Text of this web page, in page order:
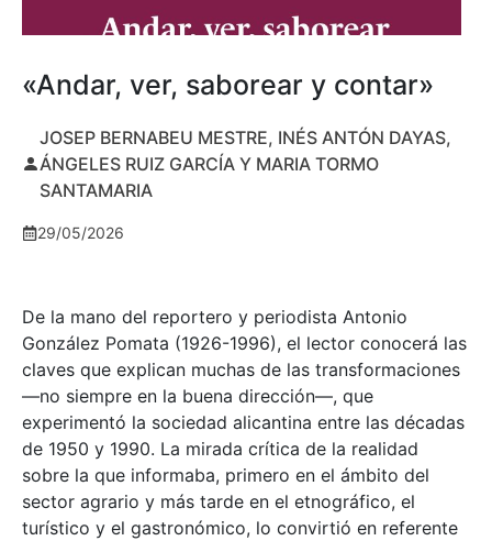
«Andar, ver, saborear y contar»
JOSEP BERNABEU MESTRE, INÉS ANTÓN DAYAS,
ÁNGELES RUIZ GARCÍA Y MARIA TORMO
SANTAMARIA
29/05/2026
De la mano del reportero y periodista Antonio
González Pomata (1926-1996), el lector conocerá las
claves que explican muchas de las transformaciones
—no siempre en la buena dirección—, que
experimentó la sociedad alicantina entre las décadas
de 1950 y 1990. La mirada crítica de la realidad
sobre la que informaba, primero en el ámbito del
sector agrario y más tarde en el etnográfico, el
turístico y el gastronómico, lo convirtió en referente